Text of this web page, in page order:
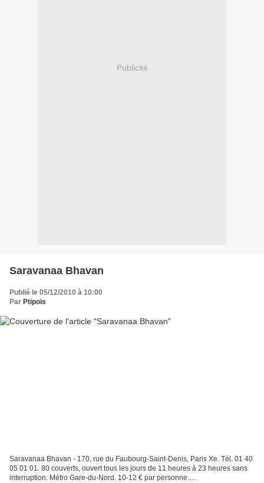
Publicité
Saravanaa Bhavan
Publié le 05/12/2010 à 10:00
Par Ptipois
Saravanaa Bhavan - 170, rue du Faubourg-Saint-Denis, Paris Xe. Tél. 01 40
05 01 01. 80 couverts, ouvert tous les jours de 11 heures à 23 heures sans
interruption. Métro Gare-du-Nord. 10-12 € par personne.